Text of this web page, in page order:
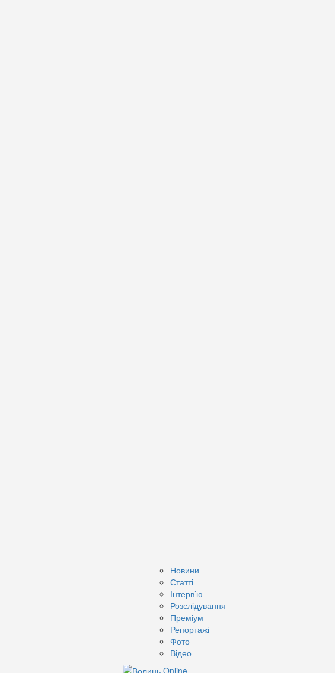
Новини
Статті
Інтерв’ю
Розслідування
Преміум
Репортажі
Фото
Відео